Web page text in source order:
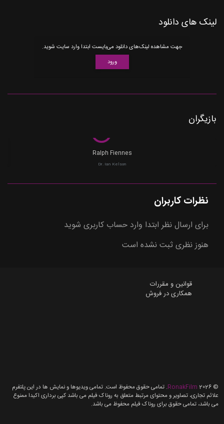
لینک های دانلود
جهت مشاهده لینک‌های دانلود می‌بایست ابتدا وارد سایت شوید.
ورود
بازیگران
Ralph Fiennes
Dr. Ian Kelson
نظرات کاربران
برای ارسال نظر ابتدا وارد حساب کاربری شوید
هنوز نظری ثبت نشده است
قوانین و مقررات
همکاری در فروش
©
2026
RonakFilm. تمامی حقوق محفوظ است. تمامی ویدیوها و نمایش ها در این پلتفرم
علائم تجاری، تصاویر و محتوای مرتبط متعلق به روناک فیلم می باشد کپی برداری اکیدا ممنوع
می باشد، تمامی حقوق برای روناک فیلم محفوظ می باشد.